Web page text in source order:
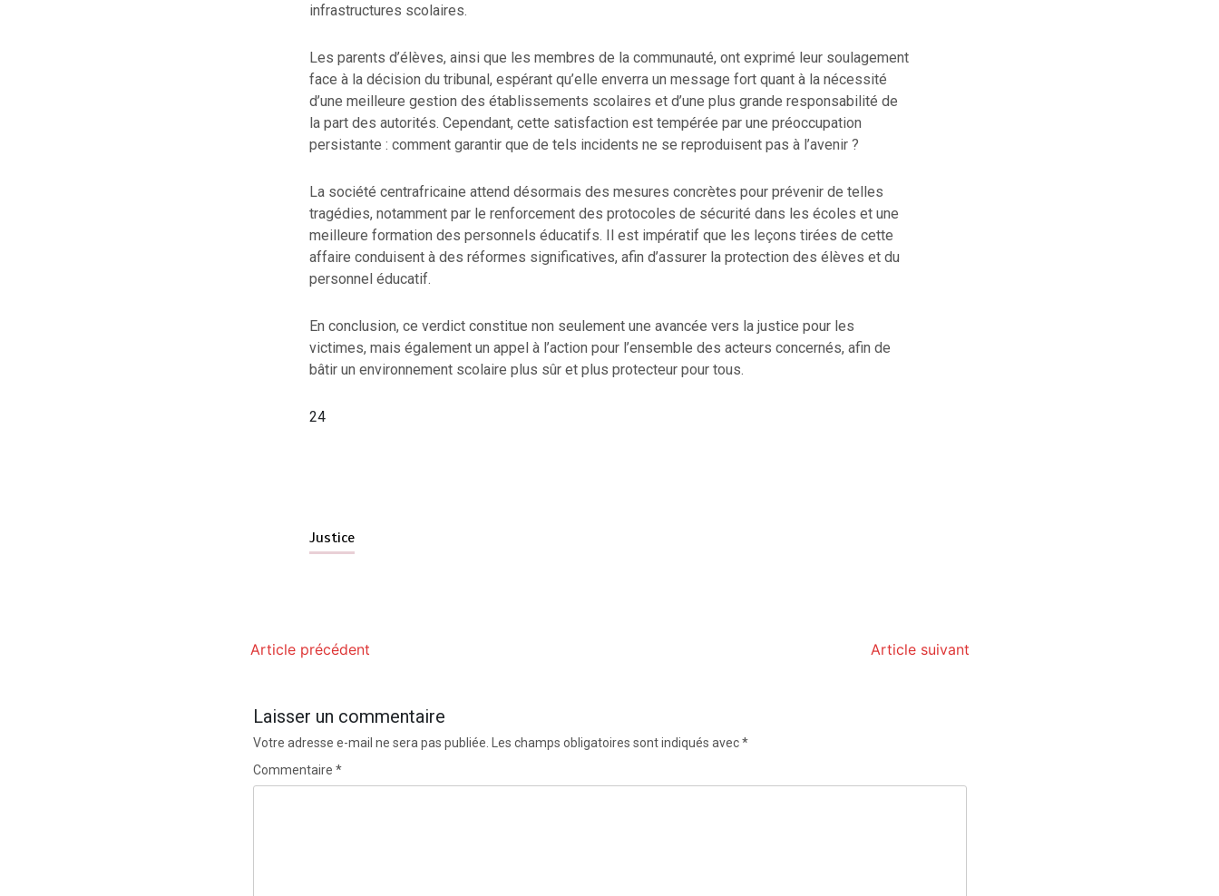
infrastructures scolaires.
Les parents d’élèves, ainsi que les membres de la communauté, ont exprimé leur soulagement
face à la décision du tribunal, espérant qu’elle enverra un message fort quant à la nécessité
d’une meilleure gestion des établissements scolaires et d’une plus grande responsabilité de
la part des autorités. Cependant, cette satisfaction est tempérée par une préoccupation
persistante : comment garantir que de tels incidents ne se reproduisent pas à l’avenir ?
La société centrafricaine attend désormais des mesures concrètes pour prévenir de telles
tragédies, notamment par le renforcement des protocoles de sécurité dans les écoles et une
meilleure formation des personnels éducatifs. Il est impératif que les leçons tirées de cette
affaire conduisent à des réformes significatives, afin d’assurer la protection des élèves et du
personnel éducatif.
En conclusion, ce verdict constitue non seulement une avancée vers la justice pour les
victimes, mais également un appel à l’action pour l’ensemble des acteurs concernés, afin de
bâtir un environnement scolaire plus sûr et plus protecteur pour tous.
24
Justice
Article précédent Article suivant
Laisser un commentaire
Votre adresse e-mail ne sera pas publiée. Les champs obligatoires sont indiqués avec*
Commentaire *